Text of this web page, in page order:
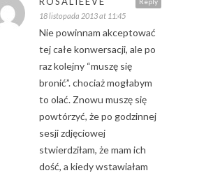
18 listopada 2013 at 11:45
Nie powinnam akceptować
tej całe konwersacji, ale po
raz kolejny “muszę się
bronić”. chociaż mogłabym
to olać. Znowu muszę się
powtórzyć, że po godzinnej
sesji zdjęciowej
stwierdziłam, że mam ich
dość, a kiedy wstawiałam